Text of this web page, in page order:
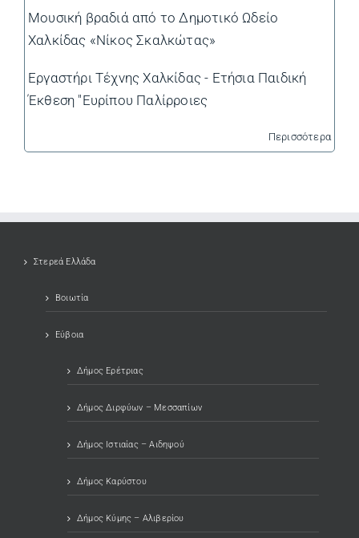
Μουσική βραδιά από το Δημοτικό Ωδείο
Χαλκίδας «Νίκος Σκαλκώτας»
Εργαστήρι Τέχνης Χαλκίδας - Ετήσια Παιδική
Έκθεση "Ευρίπου Παλίρροιες
Περισσότερα
Στερεά Ελλάδα
Βοιωτία
Εύβοια
Δήμος Ερέτριας
Δήμος Διρφύων – Μεσσαπίων
Δήμος Ιστιαίας – Αιδηψού
Δήμος Καρύστου
Δήμος Κύμης – Αλιβερίου